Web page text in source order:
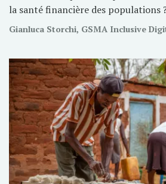
la santé financière des populations
Gianluca Storchi, GSMA Inclusive